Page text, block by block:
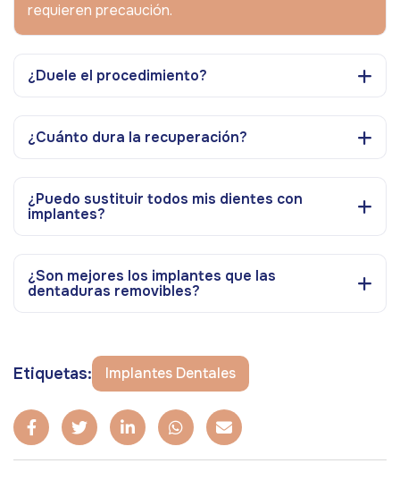
requieren precaución.
¿Duele el procedimiento?
¿Cuánto dura la recuperación?
¿Puedo sustituir todos mis dientes con
implantes?
¿Son mejores los implantes que las
dentaduras removibles?
Etiquetas: Implantes Dentales